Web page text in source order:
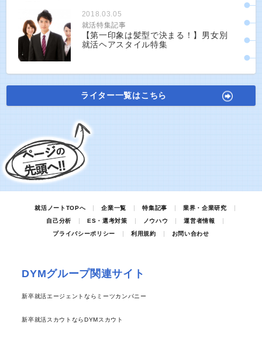
2018.03.05
就活特集記事
【第一印象は髪型で決まる！】男女別
就活ヘアスタイル特集
ライター一覧はこちら
就活ノートTOPへ 企業一覧 特集記事
業界・企業研究
自己分析
ES・選考対策 ノウハウ
運営者情報
プライバシーポリシー
利用規約 お問い合わせ
DYMグループ関連サイト
新卒就活エージェントならミーツカンパニー
新卒就活スカウトならDYMスカウト